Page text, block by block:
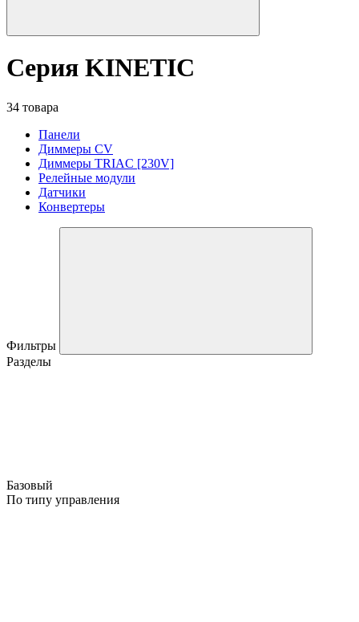
Серия KINETIC
34 товара
Панели
Диммеры CV
Диммеры TRIAC [230V]
Релейные модули
Датчики
Конвертеры
Фильтры
Разделы
Базовый
По типу управления